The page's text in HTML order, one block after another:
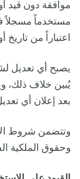
موافقة دون قيد
مستخدماً مسجلاً
اعتباراً من
يصبح أي تعديل
يُبين خلاف ذلك،
بعد إعلان أي
وتتضمن شروط
وحقوق الملكية